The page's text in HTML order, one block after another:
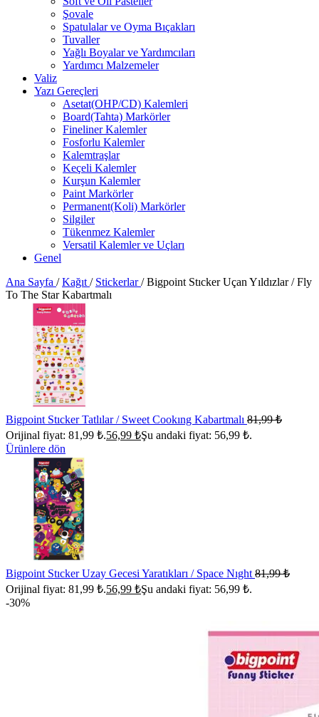
Şovale
Spatulalar ve Oyma Bıçakları
Tuvaller
Yağlı Boyalar ve Yardımcıları
Yardımcı Malzemeler
Valiz
Yazı Gereçleri
Asetat(OHP/CD) Kalemleri
Board(Tahta) Markörler
Fineliner Kalemler
Fosforlu Kalemler
Kalemtraşlar
Keçeli Kalemler
Kurşun Kalemler
Paint Markörler
Permanent(Koli) Markörler
Silgiler
Tükenmez Kalemler
Versatil Kalemler ve Uçları
Genel
Ana Sayfa / Kağıt / Stickerlar/ Bigpoint Stıcker Uçan Yıldızlar / Fly
To The Star Kabartmalı
Bigpoint Stıcker Tatlılar / Sweet Cookıng Kabartmalı 81,99₺
Orijinal fiyat: 81,99 ₺.56,99 ₺Şu andaki fiyat: 56,99 ₺.
Ürünlere dön
Bigpoint Stıcker Uzay Gecesi Yaratıkları / Space Nıght 81,99₺
Orijinal fiyat: 81,99 ₺.56,99 ₺Şu andaki fiyat: 56,99 ₺.
-30%